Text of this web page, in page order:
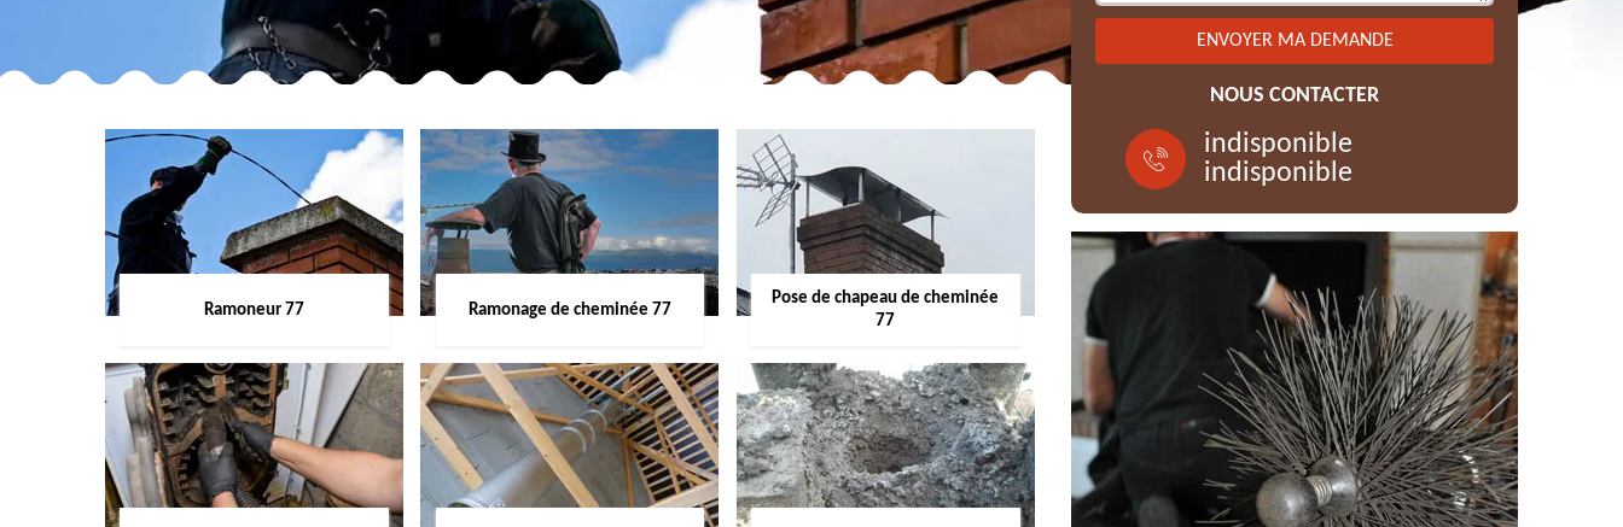
Ramoneur 77 Ramonage de cheminée 77
Pose de chapeau de cheminée
77
NOUS CONTACTER
indisponible
indisponible